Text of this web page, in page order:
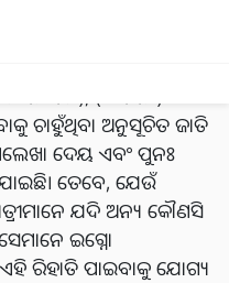
(ବିଏଏମ)
ଚାହୁଁଥିବା ଅନୁସୂଚିତ ଜାତି
ଦେୟ ଏବଂ ପୁନଃ
ତେବେ, ଯେଉଁ
ଯଦି ଅନ୍ୟ କୌଣସି
ଇଗ୍ନୋ
ରିହାତି ପାଇବାକୁ ଯୋଗ୍ୟ